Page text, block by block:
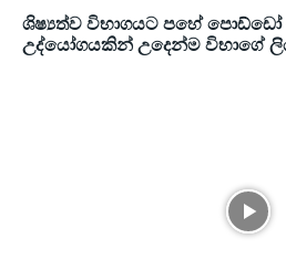
ශිෂ්‍යත්ව විභාගයට පහේ
උද්යෝගයකින් උදෙන්ම විභාගේ